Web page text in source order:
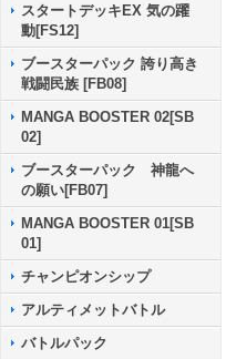
スタートデッキEX 気の躍
動[FS12]
ブースターパック 誇り高き
戦闘民族 [FB08]
MANGA BOOSTER 02[SB
02]
ブースターパック 神龍へ
の願い[FB07]
MANGA BOOSTER 01[SB
01]
チャンピオンシップ
アルティメットバトル
バトルパック